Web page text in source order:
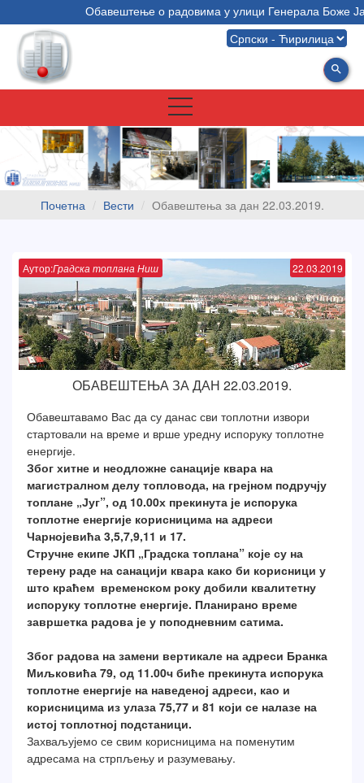
Обавештење о радовима у улици Генерала Боже
search
Почетна Вести Обавештења за дан 22.03.2019.
Аутор:Градска топлана Ниш 22.03.2019
ОБАВЕШТЕЊА ЗА ДАН 22.03.2019.
Обавештавамо Вас да су данас сви топлотни извори
стартовали на време и врше уредну испоруку топлотне
енергије.
Због хитне и неодложне санације квара на
магистралном делу топловода, на грејном подручју
топлане „Југ”, од 10.00х прекинута је испорука
топлотне енергије корисницима на адреси
Чарнојевића 3,5,7,9,11 и 17.
Стручне екипе ЈКП „Градска топлана” које су на
терену раде на санацији квара како би корисници у
што краћем временском року добили квалитетну
испоруку топлотне енергије. Планирано време
завршетка радова је у поподневним сатима.
Због радова на замени вертикале на адреси Бранка
Миљковића 79, од 11.00ч биће прекинута испорука
топлотне енергије на наведеној адреси, као и
корисницима из улаза 75,77 и 81 који се налазе на
истој топлотној подстаници.
Захваљујемо се свим корисницима на поменутим
адресама на стрпљењу и разумевању.